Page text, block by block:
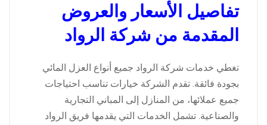
تفاصيل الأسعار والعروض
المقدمة من شركة الرواد
تغطي خدمات شركة الرواد جميع أنواع العزل المائي
بجودة فائقة. تقدم الشركة خيارات تناسب احتياجات
جميع عملائها، من المنازل إلى المباني التجارية
والصناعية. تشمل الخدمات التي يقدمها فريق الرواد